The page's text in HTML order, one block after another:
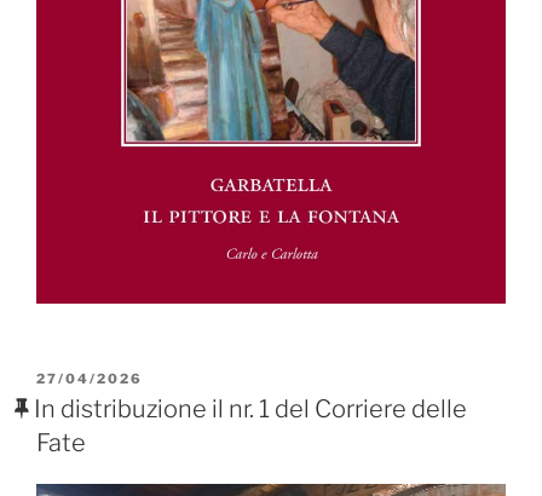
PUBBLICATO
IL
27/04/2026
In distribuzione il nr. 1 del Corriere delle
Fate